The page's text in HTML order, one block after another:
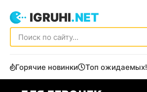
IGRUHI.NET
Горячие новинки Топ ожидаемых!